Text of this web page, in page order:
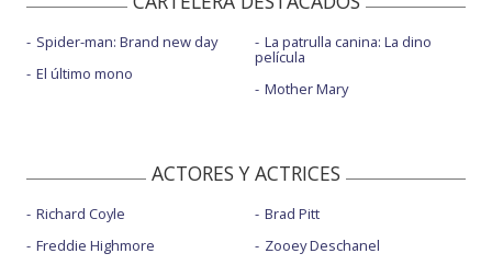
Spider-man: Brand new day
El último mono
La patrulla canina: La dino
película
Mother Mary
ACTORES Y ACTRICES
Richard Coyle
Freddie Highmore
Brad Pitt
Zooey Deschanel